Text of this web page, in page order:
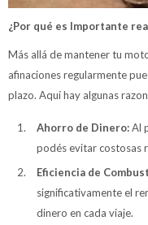
¿Por qué es Importante
Más allá de mantener tu
afinaciones regularmente
plazo. Aquí hay algunas
Ahorro de Dinero:Al
podés evitar costosas
Eficiencia de
significativamente el
dinero en cada viaje.